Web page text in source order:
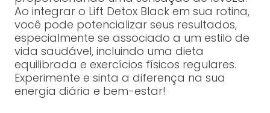
Ao integrar o Lift Detox Black em sua rotina,
você pode potencializar seus resultados,
especialmente se associado a um estilo de
vida saudável, incluindo uma dieta
equilibrada e exercícios físicos regulares.
Experimente e sinta a diferença na sua
energia diária e bem-estar!